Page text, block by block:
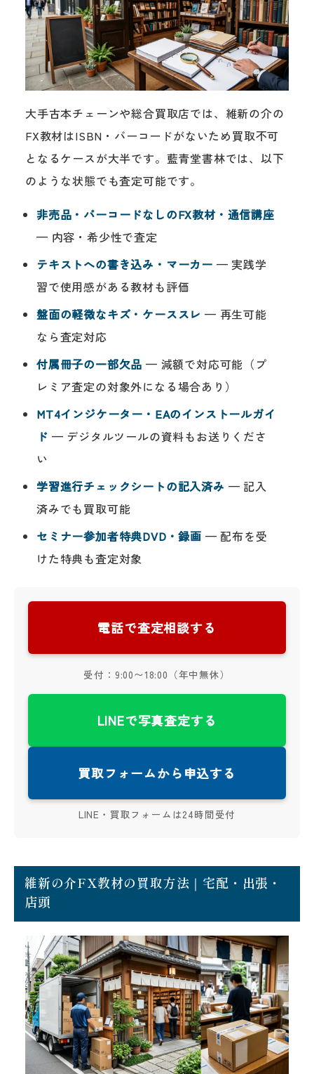
大手古本チェーンや総合買取店では、維新の介の
FX教材はISBN・バーコードがないため買取不可
となるケースが大半です。藍青堂書林では、以下
のような状態でも査定可能です。
非売品・バーコードなしのFX教材・通信講座
— 内容・希少性で査定
テキストへの書き込み・マーカー — 実践学
習で使用感がある教材も評価
盤面の軽微なキズ・ケーススレ — 再生可能
なら査定対応
付属冊子の一部欠品 — 減額で対応可能（プ
レミア査定の対象外になる場合あり）
MT4インジケーター・EAのインストールガイ
ド — デジタルツールの資料もお送りくださ
い
学習進行チェックシートの記入済み — 記入
済みでも買取可能
セミナー参加者特典DVD・録画 — 配布を受
けた特典も査定対象
電話で査定相談する
受付：9:00〜18:00（年中無休）
LINEで写真査定する
買取フォームから申込する
LINE・買取フォームは24時間受付
維新の介FX教材の買取方法｜宅配・出張・
店頭